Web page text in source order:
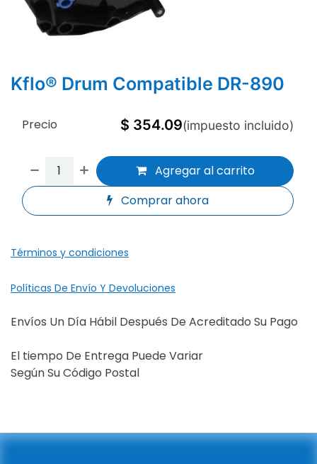
Kflo® Drum Compatible DR-890
Agregar al carrito
Comprar ahora
Precio $ 354.09(impuesto incluido)
Términos y condiciones
Políticas De Envío Y Devoluciones
Envíos Un Día Hábil Después De Acreditado Su Pago
El tiempo De Entrega Puede Variar
Según Su Código Postal